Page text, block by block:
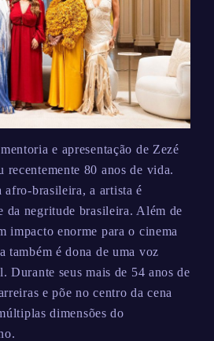
e apresentação de Zezé
recentemente 80 anos de vida.
afro-brasileira, a artista é
da negritude brasileira. Além de
impacto enorme para o cinema
também é dona de uma voz
Durante seus mais de 54 anos de
e põe no centro da cena
dimensões do